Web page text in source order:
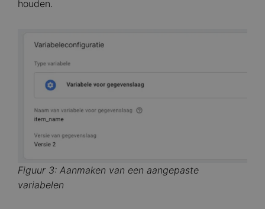
houden.
Figuur 3: Aanmaken van een aangepaste
variabelen